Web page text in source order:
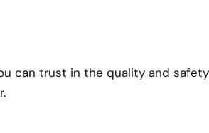
can trust in the quality and safety